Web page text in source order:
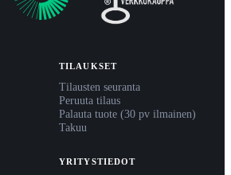
TILAUKSET
Tilausten seuranta
Peruuta tilaus
Palauta tuote (30 pv ilmainen)
Takuu
YRITYSTIEDOT